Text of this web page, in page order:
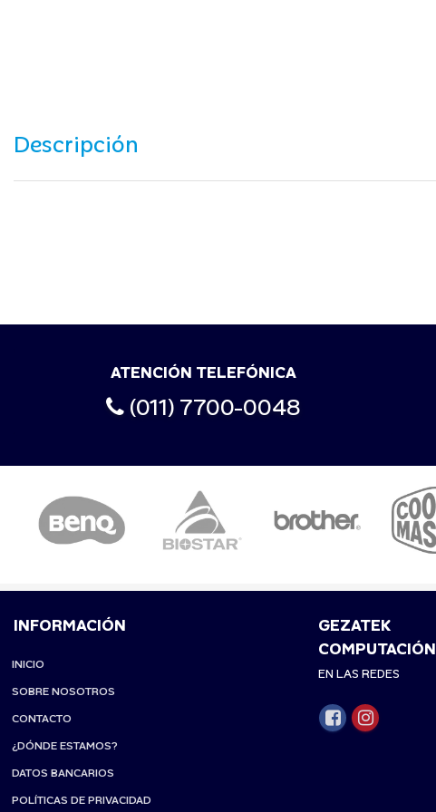
Descripción
ATENCIÓN TELEFÓNICA
(011) 7700-0048
INFORMACIÓN
INICIO
SOBRE NOSOTROS
CONTACTO
¿DÓNDE ESTAMOS?
DATOS BANCARIOS
POLÍTICAS DE PRIVACIDAD
GEZATEK
COMPUTACIÓN
EN LAS REDES